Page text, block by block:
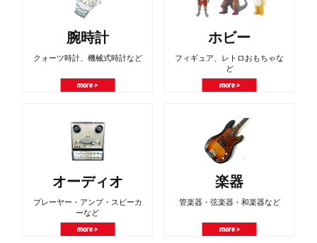
腕時計
クォーツ時計、機械式時計など
more >
ホビー
フィギュア、レトロおもちゃな
ど
more >
オーディオ
プレーヤー・アンプ・スピーカ
ーなど
more >
楽器
管楽器・弦楽器・和楽器など
more >